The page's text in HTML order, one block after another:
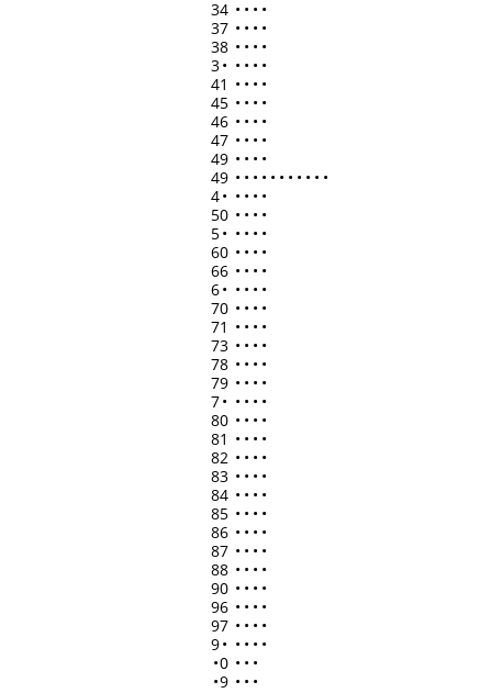
34 • • • •
37 • • • •
38 • • • •
3• • • • •
41 • • • •
45 • • • •
46 • • • •
47 • • • •
49 • • • •
49 • • • • • • • • • • •
4• • • • •
50 • • • •
5• • • • •
60 • • • •
66 • • • •
6• • • • •
70 • • • •
71 • • • •
73 • • • •
78 • • • •
79 • • • •
7• • • • •
80 • • • •
81 • • • •
82 • • • •
83 • • • •
84 • • • •
85 • • • •
86 • • • •
87 • • • •
88 • • • •
90 • • • •
96 • • • •
97 • • • •
9• • • • •
•0 • • •
•9 • • •